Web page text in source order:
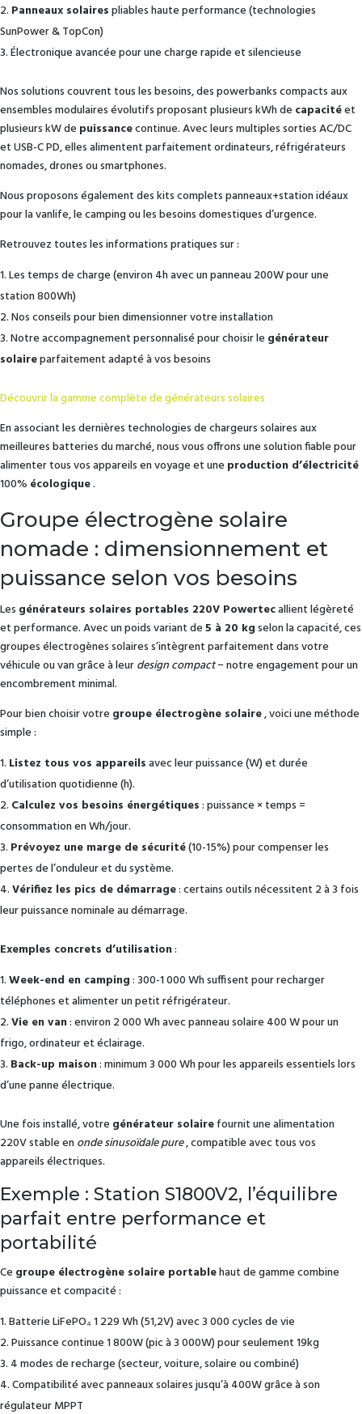
Panneaux solairespliables haute performance (technologies
SunPower & TopCon)
Électronique avancée pour une charge rapide et silencieuse
Nos solutions couvrent tous les besoins, des powerbanks compacts aux
ensembles modulaires évolutifs proposant plusieurs kWh de capacitéet
plusieurs kW de puissancecontinue. Avec leurs multiples sorties AC/DC
et USB-C PD, elles alimentent parfaitement ordinateurs, réfrigérateurs
nomades, drones ou smartphones.
Nous proposons également des kits complets panneaux+station idéaux
pour la vanlife, le camping ou les besoins domestiques d’urgence.
Retrouvez toutes les informations pratiques sur :
Les temps de charge (environ 4h avec un panneau 200W pour une
station 800Wh)
Nos conseils pour bien dimensionner votre installation
Notre accompagnement personnalisé pour choisir le générateur
solaireparfaitement adapté à vos besoins
Découvrir la gamme complète de générateurs solaires
En associant les dernières technologies de chargeurs solaires aux
meilleures batteries du marché, nous vous offrons une solution fiable pour
alimenter tous vos appareils en voyage et une production d’électricité
100% écologique.
Groupe électrogène solaire
nomade : dimensionnement et
puissance selon vos besoins
Les générateurs solaires portables 220V Powertecallient légèreté
et performance. Avec un poids variant de5 à 20 kgselon la capacité, ces
groupes électrogènes solaires s’intègrent parfaitement dans votre
véhicule ou van grâce à leurdesign compact− notre engagement pour un
encombrement minimal.
Pour bien choisir votre groupe électrogène solaire, voici une méthode
simple :
Listez tous vos appareilsavec leur puissance (W) et durée
d’utilisation quotidienne (h).
Calculez vos besoins énergétiques: puissance × temps =
consommation en Wh/jour.
Prévoyez une marge de sécurité(10-15%) pour compenser les
pertes de l’onduleur et du système.
Vérifiez les pics de démarrage: certains outils nécessitent 2 à 3 fois
leur puissance nominale au démarrage.
Exemples concrets d’utilisation:
Week-end en camping: 300-1 000 Wh suffisent pour recharger
téléphones et alimenter un petit réfrigérateur.
Vie en van: environ 2 000 Wh avec panneau solaire 400 W pour un
frigo, ordinateur et éclairage.
Back-up maison: minimum 3 000 Wh pour les appareils essentiels lors
d’une panne électrique.
Une fois installé, votre générateur solairefournit une alimentation
220V stable enonde sinusoïdale pure, compatible avec tous vos
appareils électriques.
Exemple : Station S1800V2, l’équilibre
parfait entre performance et
portabilité
Ce groupe électrogène solaire portablehaut de gamme combine
puissance et compacité :
Batterie LiFePO₄ 1 229 Wh (51,2V) avec 3 000 cycles de vie
Puissance continue 1 800W (pic à 3 000W) pour seulement 19kg
4 modes de recharge (secteur, voiture, solaire ou combiné)
Compatibilité avec panneaux solaires jusqu’à 400W grâce à son
régulateur MPPT